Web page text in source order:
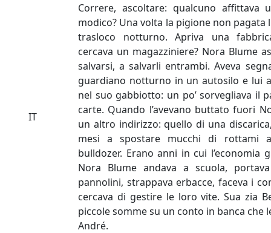
IT
Correre, ascoltare: qualcuno affittava
modico? Una volta la pigione non
trasloco notturno. Apriva una
cercava un magazziniere? Nora Blume
salvarsi, a salvarli entrambi. Aveva
guardiano notturno in un autosilo e lui
nel suo gabbiotto: un po’ sorvegliava il
carte. Quando l’avevano buttato fuori
un altro indirizzo: quello di una
mesi a spostare mucchi di rottami
bulldozer. Erano anni in cui l’economia
Nora Blume andava a scuola,
pannolini, strappava erbacce, faceva i
cercava di gestire le loro vite. Sua zia
piccole somme su un conto in banca che
André.